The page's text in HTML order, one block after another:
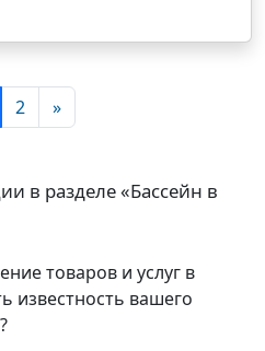
2 »
в разделе «Бассейн в
товаров и услуг в
известность вашего